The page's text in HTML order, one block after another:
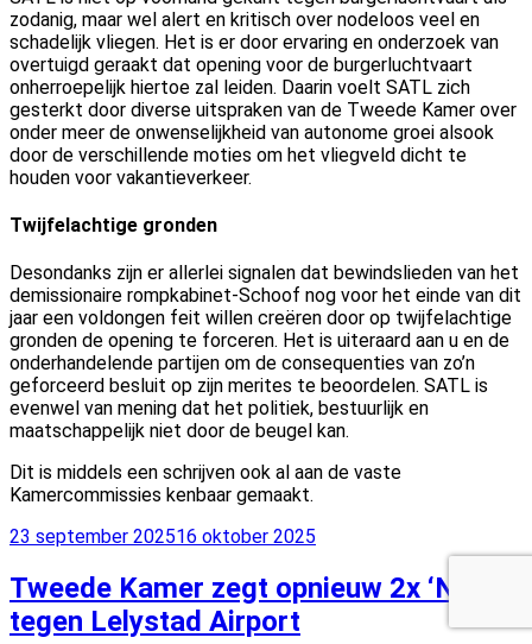
zodanig, maar wel alert en kritisch over nodeloos veel en
schadelijk vliegen. Het is er door ervaring en onderzoek van
overtuigd geraakt dat opening voor de burgerluchtvaart
onherroepelijk hiertoe zal leiden. Daarin voelt SATL zich
gesterkt door diverse uitspraken van de Tweede Kamer over
onder meer de onwenselijkheid van autonome groei alsook
door de verschillende moties om het vliegveld dicht te
houden voor vakantieverkeer.
Twijfelachtige gronden
Desondanks zijn er allerlei signalen dat bewindslieden van het
demissionaire rompkabinet-Schoof nog voor het einde van dit
jaar een voldongen feit willen creëren door op twijfelachtige
gronden de opening te forceren. Het is uiteraard aan u en de
onderhandelende partijen om de consequenties van zo’n
geforceerd besluit op zijn merites te beoordelen. SATL is
evenwel van mening dat het politiek, bestuurlijk en
maatschappelijk niet door de beugel kan.
Dit is middels een schrijven ook al aan de vaste
Kamercommissies kenbaar gemaakt.
Geplaatst
23 september 202516 oktober 2025
Tweede Kamer zegt opnieuw 2x ‘NEE’
tegen Lelystad Airport